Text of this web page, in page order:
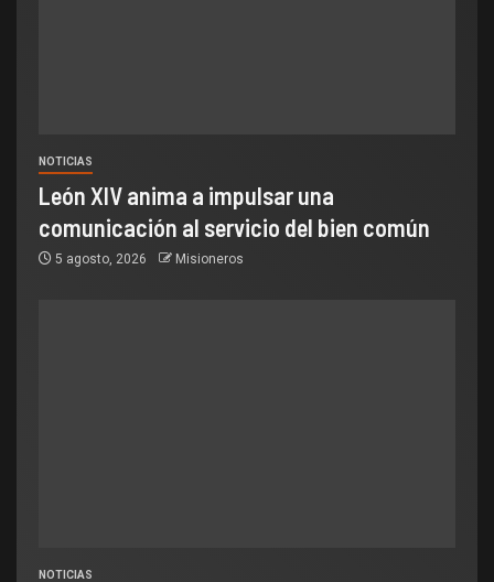
NOTICIAS
León XIV anima a impulsar una
comunicación al servicio del bien común
5 agosto, 2026 Misioneros
NOTICIAS